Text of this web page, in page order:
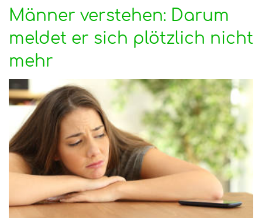
Männer verstehen: Darum
meldet er sich plötzlich nicht
mehr